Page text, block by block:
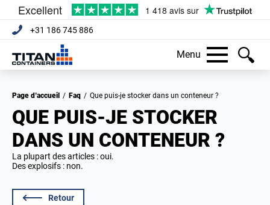
+31 186 745 886
Menu
Page d’accueil / Faq / Que puis-je stocker dans un conteneur ?
QUE PUIS-JE STOCKER
DANS UN CONTENEUR ?
La plupart des articles : oui.
Des explosifs : non.
Retour